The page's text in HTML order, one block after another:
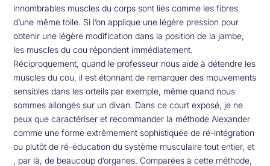
innombrables muscles du corps sont liés comme les fibres
d’une même toile. Si l’on applique une légère pression pour
obtenir une légère modification dans la position de la jambe,
les muscles du cou répondent immédiatement.
Réciproquement, quand le professeur nous aide à détendre les
muscles du cou, il est étonnant de remarquer des mouvements
sensibles dans les orteils par exemple, même quand nous
sommes allongés sur un divan. Dans ce court exposé, je ne
peux que caractériser et recommander la méthode Alexander
comme une forme extrêmement sophistiquée de ré-intégration
ou plutôt de ré-éducation du système musculaire tout entier, et
, par là, de beaucoup d’organes. Comparées à cette méthode,